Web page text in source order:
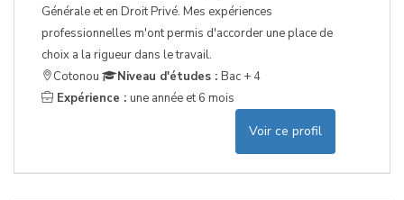
Générale et en Droit Privé. Mes expériences
professionnelles m'ont permis d'accorder une place de
choix a la rigueur dans le travail.
Cotonou
Niveau d'études : Bac + 4
Expérience : une année et 6 mois
Voir ce profil